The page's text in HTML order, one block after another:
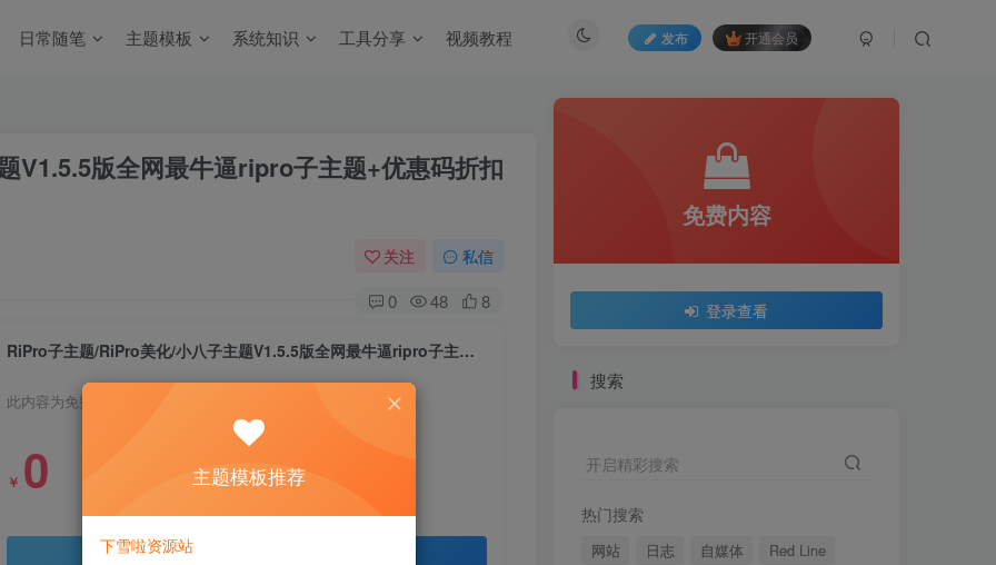
发布 开通会员
日常随笔 主题模板 系统知识 工具分享 视频教程
V1.5.5版全网最牛逼ripro子主题+优惠码折扣
关注 私信
0 48 8
RiPro子主题/RiPro美化/小八子主题V1.5.5版全网最牛逼ripro子主题+优惠码折扣+工单系统+任务系统
此内容为免费资源，请登录后查看
￥ 0
免费内容
登录查看
搜索
开启精彩搜索
热门搜索
网站 日志 自媒体
Red Line
主题模板推荐
下雪啦资源站